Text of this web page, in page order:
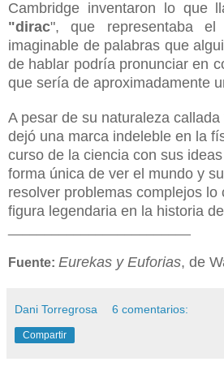
Cambridge inventaron lo que
"dirac", que representaba
imaginable de palabras que
de hablar podría pronunciar en
que sería de aproximadamente
A pesar de su naturaleza
dejó una marca indeleble en la
curso de la ciencia con sus
forma única de ver el mundo y
resolver problemas complejos lo
figura legendaria en la historia
Fuente: Eurekas y Euforias, de
Dani Torregrosa 6 comentarios:
Compartir